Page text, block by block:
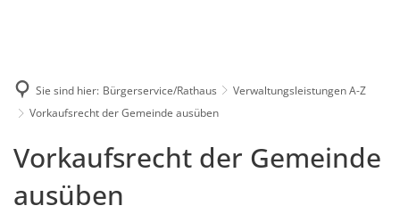
Sie sind hier: Bürgerservice/Rathaus
Verwaltungsleistungen A-Z
Vorkaufsrecht der Gemeinde ausüben
Vorkaufsrecht der Gemeinde
ausüben